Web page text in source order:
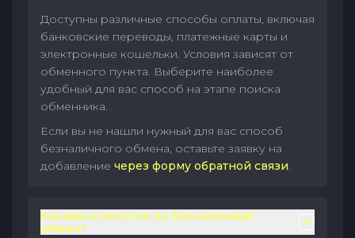
Доступны различные способы оплаты, включая
банковские переводы, платежные карты и
электронные кошельки. Условия зависят от
обменного пункта. Выберите наиболее
удобный для вас способ на этапе поиска
обменника.
Если вы не нашли нужный для вас способ
безналичного обмена, оставьте заявку на
добавление через форму обратной связи.
Каковы комиссии за безналичный
обмен?